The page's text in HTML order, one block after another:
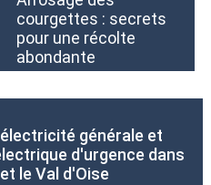
courgettes : secrets
pour une récolte
abondante
générale et
d'urgence dans
le Val d'Oise